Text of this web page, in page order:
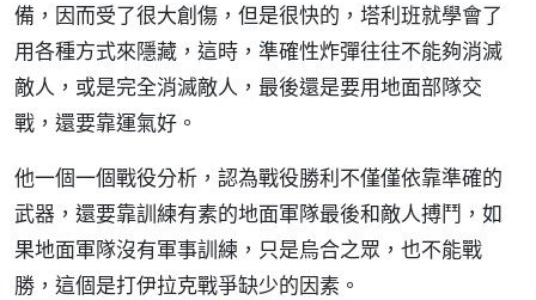
備，因而受了很大創傷，但是很快的，塔利班就學會了
用各種方式來隱藏，這時，準確性炸彈往往不能夠消滅
敵人，或是完全消滅敵人，最後還是要用地面部隊交
戰，還要靠運氣好。
他一個一個戰役分析，認為戰役勝利不僅僅依靠準確的
武器，還要靠訓練有素的地面軍隊最後和敵人搏鬥，如
果地面軍隊沒有軍事訓練，只是烏合之眾，也不能戰
勝，這個是打伊拉克戰爭缺少的因素。